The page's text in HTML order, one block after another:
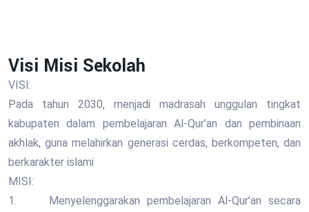
Visi Misi Sekolah
VISI:
Pada tahun 2030, menjadi madrasah unggulan tingkat
kabupaten dalam pembelajaran Al-Qur’an dan pembinaan
akhlak, guna melahirkan generasi cerdas, berkompeten, dan
berkarakter islami
MISI:
1.
Menyelenggarakan pembelajaran Al-Qur’an secara